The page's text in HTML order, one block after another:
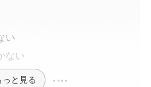
い
ない
っと見る